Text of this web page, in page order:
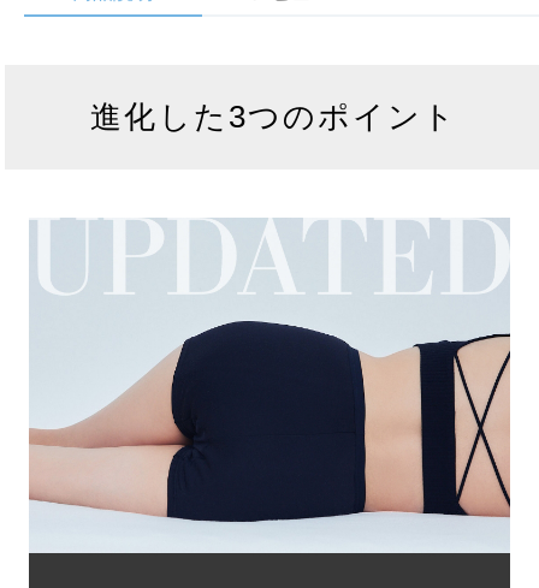
進化した3つのポイント